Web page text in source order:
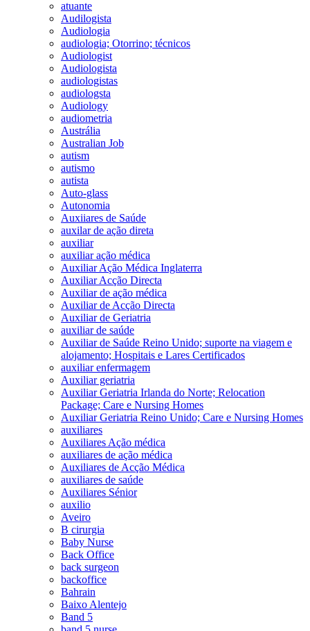
atuante
Audilogista
Audiologia
audiologia; Otorrino; técnicos
Audiologist
Audiologista
audiologistas
audiologsta
Audiology
audiometria
Austrália
Australian Job
autism
autismo
autista
Auto-glass
Autonomia
Auxiiares de Saúde
auxilar de ação direta
auxiliar
auxiliar ação médica
Auxiliar Ação Médica Inglaterra
Auxiliar Acção Directa
Auxiliar de ação médica
Auxiliar de Acção Directa
Auxiliar de Geriatria
auxiliar de saúde
Auxiliar de Saúde Reino Unido; suporte na viagem e
alojamento; Hospitais e Lares Certificados
auxiliar enfermagem
Auxiliar geriatria
Auxiliar Geriatria Irlanda do Norte; Relocation
Package; Care e Nursing Homes
Auxiliar Geriatria Reino Unido; Care e Nursing Homes
auxiliares
Auxiliares Ação médica
auxiliares de ação médica
Auxiliares de Acção Médica
auxiliares de saúde
Auxiliares Sénior
auxilio
Aveiro
B cirurgia
Baby Nurse
Back Office
back surgeon
backoffice
Bahrain
Baixo Alentejo
Band 5